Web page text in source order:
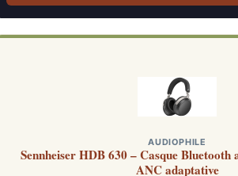
AUDIOPHILE
Sennheiser HDB 630 – Casque Bluetooth
ANC adaptative